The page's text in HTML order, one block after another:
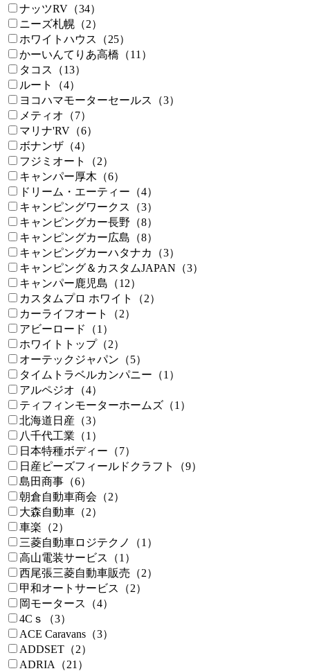
ナッツRV（34）
ニーズ札幌（2）
ホワイトハウス（25）
かーいんてりあ高橋（11）
タコス（13）
ルート（4）
ヨコハマモーターセールス（3）
メティオ（7）
マリナ'RV（6）
ボナンザ（4）
フジミオート（2）
キャンパー厚木（6）
ドリーム・エーティー（4）
キャンピングワークス（3）
キャンピングカー長野（8）
キャンピングカー広島（8）
キャンピングカーハタナカ（3）
キャンピング＆カスタムJAPAN（3）
キャンパー鹿児島（12）
カスタムプロ ホワイト（2）
カーライフオート（2）
アビーロード（1）
ホワイトトップ（2）
オーテックジャパン（5）
タイムトラベルカンパニー（1）
アルペジオ（4）
ティフィンモーターホームズ（1）
北海道日産（3）
八千代工業（1）
日本特種ボディー（7）
日産ピーズフィールドクラフト（9）
島田商事（6）
朝倉自動車商会（2）
大森自動車（2）
車楽（2）
三菱自動車ロジテクノ（1）
高山電装サービス（1）
西尾張三菱自動車販売（2）
甲和オートサービス（2）
岡モータース（4）
4Cｓ（3）
ACE Caravans（3）
ADDSET（2）
ADRIA（21）